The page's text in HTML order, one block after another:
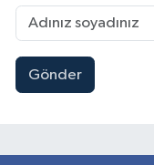
Gönder